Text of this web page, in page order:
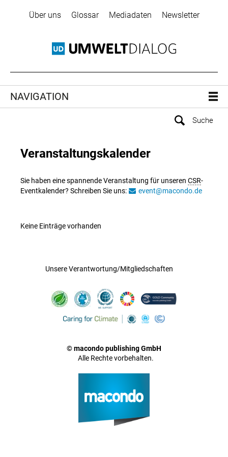
Über uns Glossar Mediadaten Newsletter
NAVIGATION
Veranstaltungskalender
Sie haben eine spannende Veranstaltung für unseren CSR-
Eventkalender? Schreiben Sie uns:
event@macondo.de
Keine Einträge vorhanden
Unsere Verantwortung/Mitgliedschaften
© macondo publishing GmbH
Alle Rechte vorbehalten.